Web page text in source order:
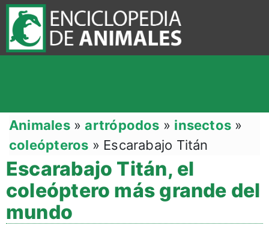
Animales»artrópodos » insectos »
coleópteros » Escarabajo Titán
Escarabajo Titán, el
coleóptero más grande del
mundo